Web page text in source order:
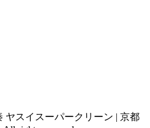
ヤスイスーパークリーン | 京都